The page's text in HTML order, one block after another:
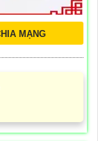
MẠNG